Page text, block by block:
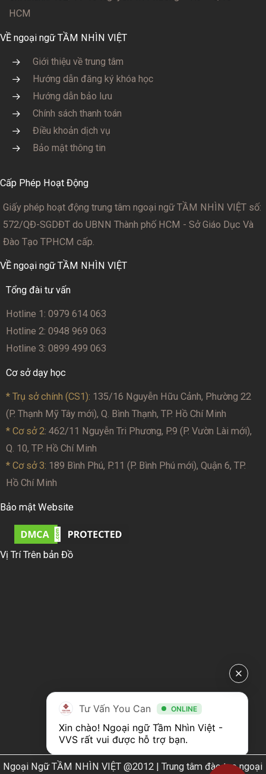
HCM
VỀ ngoại ngữ TẦM NHÌN VIỆT
Giới thiệu về trung tâm
Hướng dẫn đăng ký khóa học
Hướng dẫn bảo lưu
Chính sách thanh toán
Điều khoản dịch vụ
Bảo mật thông tin
Cấp Phép Hoạt Động
Giấy phép hoạt động trung tâm ngoại ngữ TẦM NHÌN VIỆT số:
572/QĐ-SGDĐT do UBNN Thành phố HCM - Sở Giáo Dục Và
Đào Tạo TPHCM cấp.
VỀ ngoại ngữ TẦM NHÌN VIỆT
Tổng đài tư vấn
Hotline 1: 0979 614 063
Hotline 2: 0948 969 063
Hotline 3: 0899 499 063
Cơ sở dạy học
* Trụ sở chính (CS1): 135/16 Nguyễn Hữu Cảnh, Phường 22
(P. Thạnh Mỹ Tây mới), Q. Bình Thạnh, TP. Hồ Chí Minh
* Cơ sở 2: 462/11 Nguyễn Tri Phương, P.9 (P. Vườn Lài mới),
Q. 10, TP. Hồ Chí Minh
* Cơ sở 3: 189 Bình Phú, P.11 (P. Bình Phú mới), Quận 6, TP.
Hồ Chí Minh
Bảo mật Website
Vị Trí Trên bản Đồ
Ngoại Ngữ TẦM NHÌN VIỆT @2012 | Trung tâm đào tạo ngoại
Tư Vấn You Can ONLINE
Xin chào! Ngoại ngữ Tầm Nhìn Việt -
VVS rất vui được hỗ trợ bạn.